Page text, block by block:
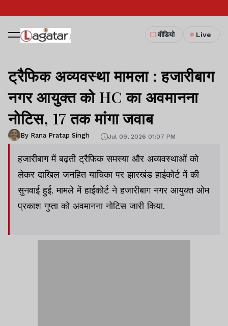
वीडियो Live
ट्रैफिक अव्यवस्था मामला : हजारीबाग
नगर आयुक्त को HC का अवमानना
नोटिस, 17 तक मांगा जवाब
By Rana Pratap Singh Jul 09, 2026 01:07 PM
हजारीबाग में बढ़ती ट्रैफिक समस्या और अव्यवस्थाओं को
लेकर दाखिल जनहित याचिका पर झारखंड हाईकोर्ट में की
सुनवाई हुई. मामले में हाईकोर्ट ने हजारीबाग नगर आयुक्त ओम
प्रकाश गुप्ता को अवमानना नोटिस जारी किया.